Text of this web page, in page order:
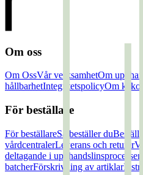
Om oss
Om OssVår verksamhetOm
hållbarhetIntegritetspolicyOm kakor
För beställare
För beställareSå beställer du
vårdcentralerLeverans och returer
deltagande i upphandslinsprocessen
batcherFörskrivning av artiklar